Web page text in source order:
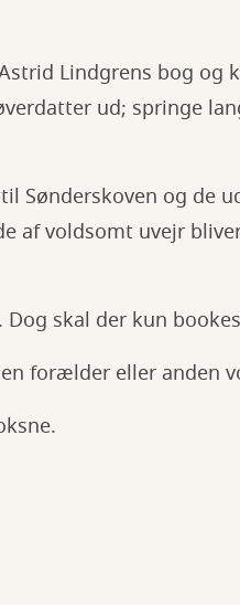
Lindgrens bog og
ud; springe
Sønderskoven og de
af voldsomt uvejr
skal der kun
forælder eller anden